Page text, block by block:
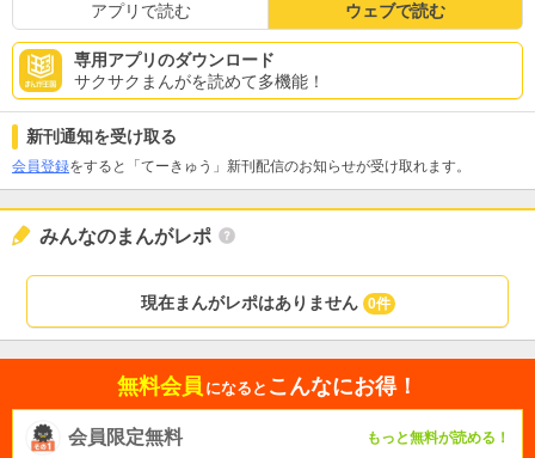
アプリで読む ウェブで読む
専用アプリのダウンロード
サクサクまんがを読めて多機能！
新刊通知を受け取る
会員登録をすると「てーきゅう」新刊配信のお知らせが受け取れます。
みんなのまんがレポ
現在まんがレポはありません 0件
無料会員 になると こんなにお得！
会員限定無料 もっと無料が読める！